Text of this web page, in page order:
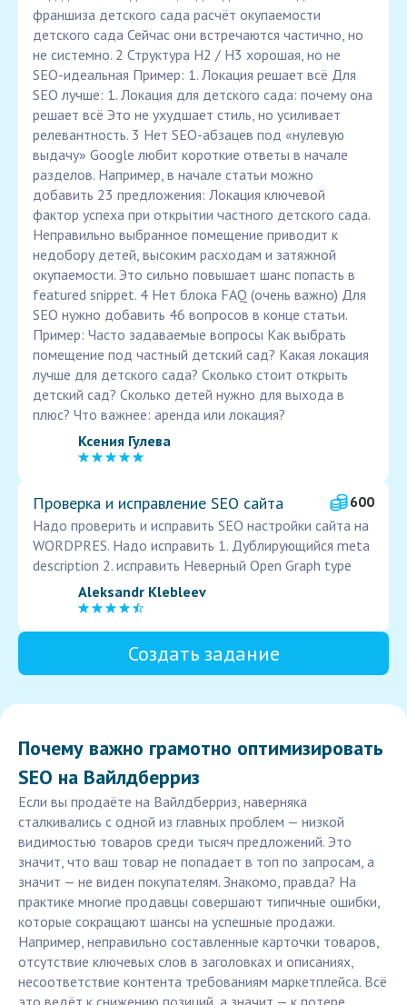
франшиза детского сада расчёт окупаемости
детского сада Сейчас они встречаются частично, но
не системно. 2️ Структура H2 / H3 хорошая, но не
SEO-идеальная Пример: 1. Локация решает всё Для
SEO лучше: 1. Локация для детского сада: почему она
решает всё Это не ухудшает стиль, но усиливает
релевантность. 3️ Нет SEO-абзацев под «нулевую
выдачу» Google любит короткие ответы в начале
разделов. Например, в начале статьи можно
добавить 23 предложения: Локация ключевой
фактор успеха при открытии частного детского сада.
Неправильно выбранное помещение приводит к
недобору детей, высоким расходам и затяжной
окупаемости. Это сильно повышает шанс попасть в
featured snippet. 4️ Нет блока FAQ (очень важно) Для
SEO нужно добавить 46 вопросов в конце статьи.
Пример: Часто задаваемые вопросы Как выбрать
помещение под частный детский сад? Какая локация
лучше для детского сада? Сколько стоит открыть
детский сад? Сколько детей нужно для выхода в
плюс? Что важнее: аренда или локация?
Ксения Гулева
Проверка и исправление SEO сайта
600
Надо проверить и исправить SEO настройки сайта на
WORDPRES. Надо исправить 1. Дублирующийся meta
description 2. исправить Неверный Open Graph type
Aleksandr Klebleev
Создать задание
Почему важно грамотно оптимизировать
SEO на Вайлдберриз
Если вы продаёте на Вайлдберриз, наверняка
сталкивались с одной из главных проблем — низкой
видимостью товаров среди тысяч предложений. Это
значит, что ваш товар не попадает в топ по запросам, а
значит — не виден покупателям. Знакомо, правда? На
практике многие продавцы совершают типичные ошибки,
которые сокращают шансы на успешные продажи.
Например, неправильно составленные карточки товаров,
отсутствие ключевых слов в заголовках и описаниях,
несоответствие контента требованиям маркетплейса. Всё